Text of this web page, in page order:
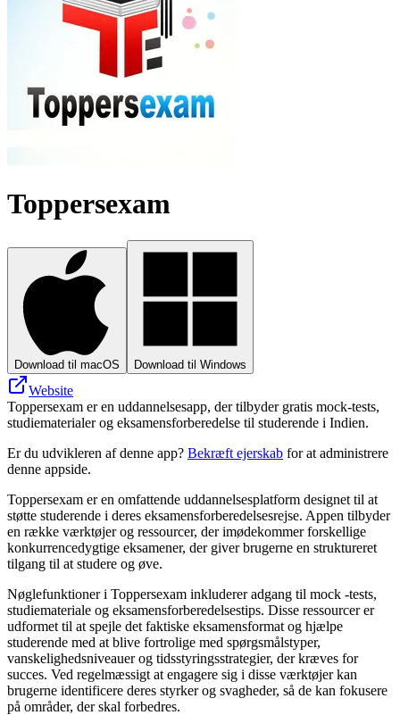
Toppersexam
Download til macOS Download til Windows
Website
Toppersexam er en uddannelsesapp, der tilbyder gratis mock-tests,
studiematerialer og eksamensforberedelse til studerende i Indien.
Er du udvikleren af denne app? Bekræft ejerskab for at administrere
denne appside.
Toppersexam er en omfattende uddannelsesplatform designet til at
støtte studerende i deres eksamensforberedelsesrejse. Appen tilbyder
en række værktøjer og ressourcer, der imødekommer forskellige
konkurrencedygtige eksamener, der giver brugerne en struktureret
tilgang til at studere og øve.
Nøglefunktioner i Toppersexam inkluderer adgang til mock -tests,
studiemateriale og eksamensforberedelsestips. Disse ressourcer er
udformet til at spejle det faktiske eksamensformat og hjælpe
studerende med at blive fortrolige med spørgsmålstyper,
vanskelighedsniveauer og tidsstyringsstrategier, der kræves for
succes. Ved regelmæssigt at engagere sig i disse værktøjer kan
brugerne identificere deres styrker og svagheder, så de kan fokusere
på områder, der skal forbedres.